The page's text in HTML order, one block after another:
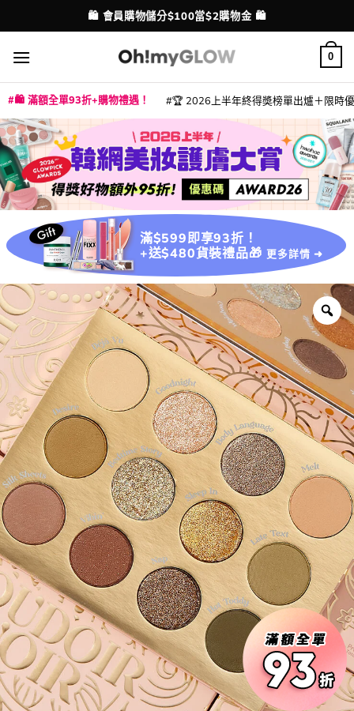
to
content
配送港澳
🛍️ 會員購物儲分$100當$2購物金 🛍️
0
🛍️ 滿額全單93折+購物禮遇！ 🏆 2026上半年終得奬榜單出爐＋限時
滿$599即享93折！
+送$480貨裝禮品🎁 更多詳情 ➜